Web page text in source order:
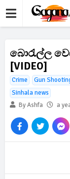
බොරැල්ල
[VIDEO]
Crime Gun
Sinhala news
By Ashfa
a